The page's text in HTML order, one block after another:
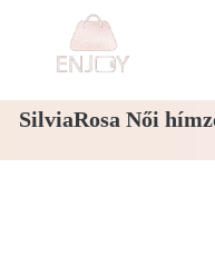
SilviaRosa Női